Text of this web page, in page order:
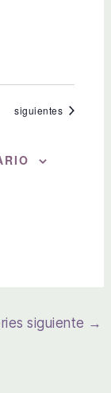
Eventos
siguientes
siguiente →